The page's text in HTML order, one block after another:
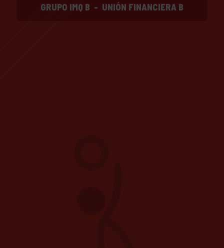
GRUPO IMQ B - UNIÓN FINANCIERA B